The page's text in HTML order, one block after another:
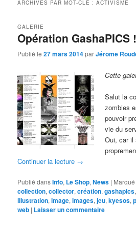
ARCHIVES PAR MOT-CLÉ :ACTIVISME
Opération GashaPICS
GALERIE
Publié le27 mars 2014parJérôme
Cette
Salut la
zombies
pouvoir
vie du
Oui, car il
Continuer la lecture →
Publié dansInfo, Le Shop,News |
collection,collector,création,gashapics
illustration,image,images,jeu,kyesos,
web | Laisser un commentaire